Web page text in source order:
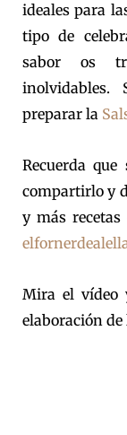
ideales para
tipo de
sabor os
inolvidables.
preparar la
Recuerda
compartirlo y
y más
Mira el vídeo
elaboración de